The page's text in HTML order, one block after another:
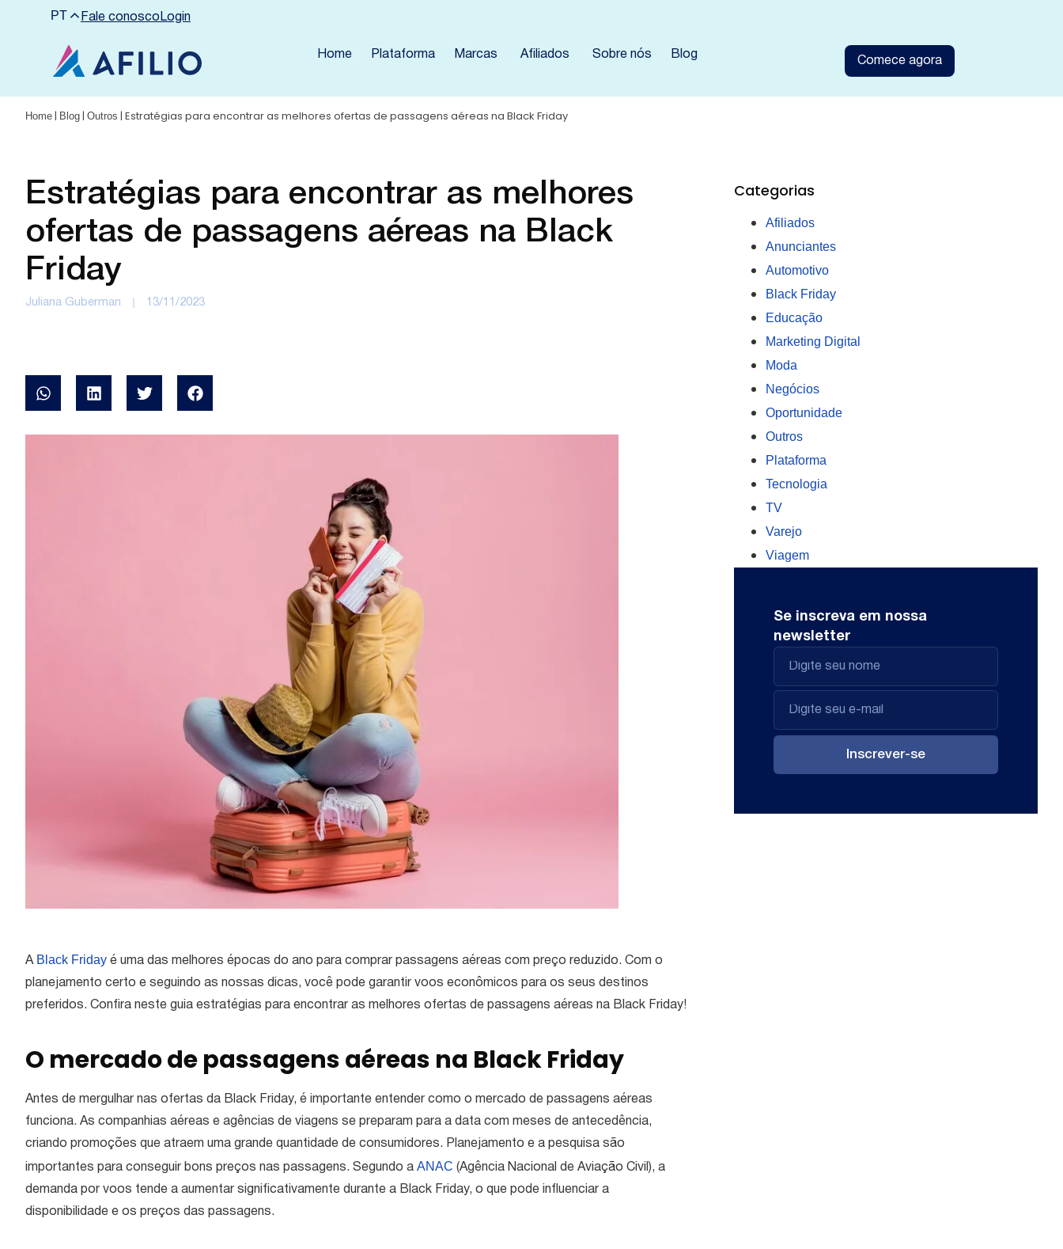
PT Fale conosco Login
Home Plataforma Marcas Afiliados Sobre nós Blog
Comece agora
Home | Blog | Outros | Estratégias para encontrar as melhores ofertas de passagens aéreas na Black Friday
Estratégias para encontrar as melhores
ofertas de passagens aéreas na Black
Friday
Juliana Guberman 13/11/2023
A Black Friday é uma das melhores épocas do ano para comprar passagens aéreas com preço reduzido. Com o
planejamento certo e seguindo as nossas dicas, você pode garantir voos econômicos para os seus destinos
preferidos. Confira neste guia estratégias para encontrar as melhores ofertas de passagens aéreas na Black Friday!
O mercado de passagens aéreas na Black Friday
Antes de mergulhar nas ofertas da Black Friday, é importante entender como o mercado de passagens aéreas
funciona. As companhias aéreas e agências de viagens se preparam para a data com meses de antecedência,
criando promoções que atraem uma grande quantidade de consumidores. Planejamento e a pesquisa são
importantes para conseguir bons preços nas passagens. Segundo a ANAC (Agência Nacional de Aviação Civil), a
demanda por voos tende a aumentar significativamente durante a Black Friday, o que pode influenciar a
disponibilidade e os preços das passagens.
Categorias
Afiliados
Anunciantes
Automotivo
Black Friday
Educação
Marketing Digital
Moda
Negócios
Oportunidade
Outros
Plataforma
Tecnologia
TV
Varejo
Viagem
Se inscreva em nossa
newsletter
Inscrever-se